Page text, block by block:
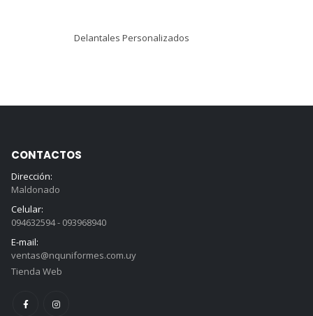
Delantales Personalizados
CONTACTOS
Dirección:
Maldonado
Celular:
094632594 - 093968940
E-mail:
ventas@nquniformes.com.uy
Tienda Web